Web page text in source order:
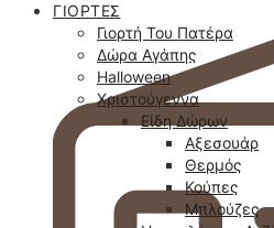
ΓΙΟΡΤΈΣ
Γιορτή Του Πατέρα
Δώρα Αγάπης
Halloween
Χριστούγεννα
Είδη Δώρων
Αξεσουάρ
Θερμός
Κούπες
Μπλούζες